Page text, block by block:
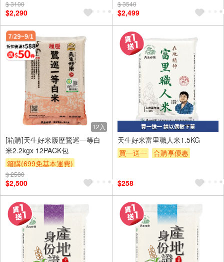
合購享優惠
滿額贈券
$ 3100
$2,290
合購享優惠
滿額贈券
$ 3540
$2,499
12入
[箱購]天生好米履歷鷺巡一等白
米2.2kgx 12PACK包
箱購(699免基本運費)
合購享優惠
滿額贈券
$ 2580
$2,500
天生好米富里職人米1.5KG
買一送一
合購享優惠
$258